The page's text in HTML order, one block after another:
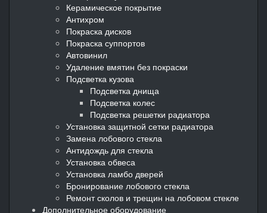
Керамическое покрытие
Антихром
Покраска дисков
Покраска суппортов
Автовинил
Удаление вмятин без покраски
Подсветка кузова
Подсветка днища
Подсветка колес
Подсветка решетки радиатора
Установка защитной сетки радиатора
Замена лобового стекла
Антидождь для стекла
Установка обвеса
Установка ламбо дверей
Бронирование лобового стекла
Ремонт сколов и трещин на лобовом стекле
Дополнительное оборудование